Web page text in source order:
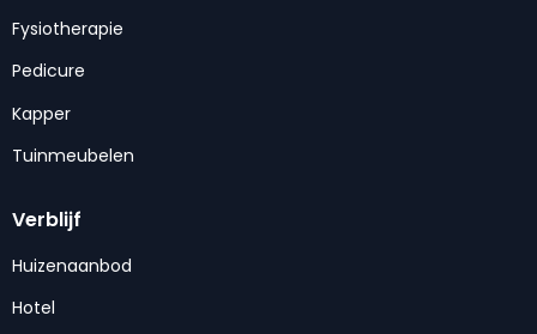
Fysiotherapie
Pedicure
Kapper
Tuinmeubelen
Verblijf
Huizenaanbod
Hotel